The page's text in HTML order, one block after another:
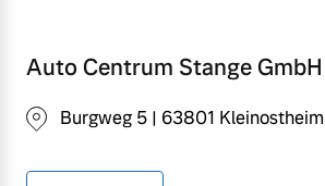
Auto Centrum Stange GmbH
Burgweg 5 | 63801 Kleinostheim